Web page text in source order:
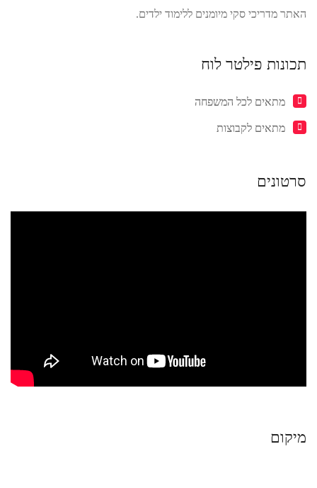
האתר מדריכי סקי מיומנים ללימוד ילדים.
תכונות פילטר לוח
מתאים לכל המשפחה
מתאים לקבוצות
סרטונים
מיקום